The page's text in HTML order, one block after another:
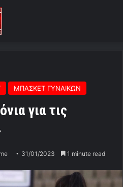
ΜΠΑΣΚΕΤ ΓΥΝΑΙΚΩΝ
για τις
31/01/2023 1 minute read